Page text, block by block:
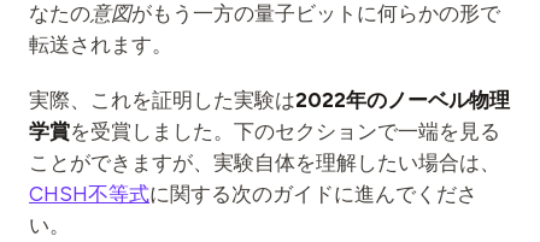
なたの意図がもう一方の量子ビットに何らかの形で
転送されます。
実際、これを証明した実験は2022年のノーベル物理
学賞を受賞しました。下のセクションで一端を見る
ことができますが、実験自体を理解したい場合は、
CHSH不等式に関する次のガイドに進んでくださ
い。